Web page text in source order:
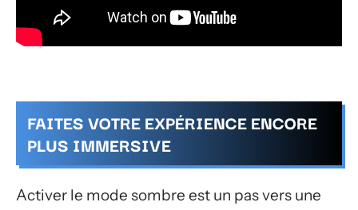
FAITES VOTRE EXPÉRIENCE ENCORE
PLUS IMMERSIVE
Activer le mode sombre est un pas vers une